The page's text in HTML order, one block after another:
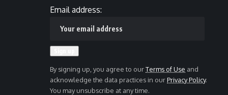
Email address:
By signing up, you agree to ourTerms of Use and
acknowledge the data practices in ourPrivacy Policy.
You may unsubscribe at any time.